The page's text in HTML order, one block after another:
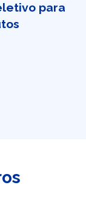
para